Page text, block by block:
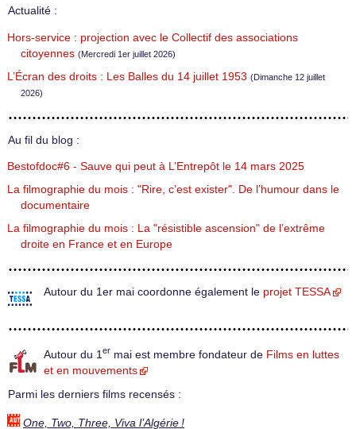
Actualité :
Hors-service : projection avec le Collectif des associations
citoyennes (Mercredi 1er juillet 2026)
L’Écran des droits : Les Balles du 14 juillet 1953 (Dimanche 12 juillet
2026)
Au fil du blog :
Bestofdoc#6 - Sauve qui peut à L’Entrepôt le 14 mars 2025
La filmographie du mois : "Rire, c’est exister". De l’humour dans le
documentaire
La filmographie du mois : La "résistible ascension" de l’extrême
droite en France et en Europe
Autour du 1er mai coordonne également le projet TESSA
Autour du 1 er mai est membre fondateur de Films en luttes
et en mouvements
Parmi les derniers films recensés :
One, Two, Three, Viva l’Algérie !